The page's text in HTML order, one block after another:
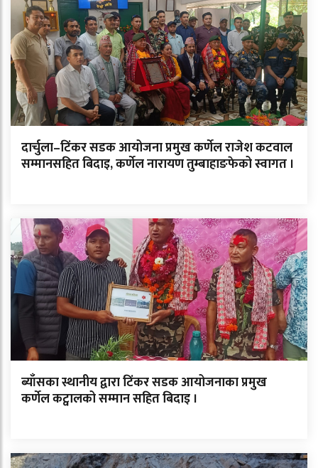
दार्चुला–टिंकर सडक आयोजना प्रमुख कर्णेल राजेश कटवाल
सम्मानसहित बिदाइ, कर्णेल नारायण तुम्बाहाङफेको स्वागत ।
ब्याँसका स्थानीय द्वारा टिंकर सडक आयोजनाका प्रमुख
कर्णेल कट्वालको सम्मान सहित बिदाइ ।